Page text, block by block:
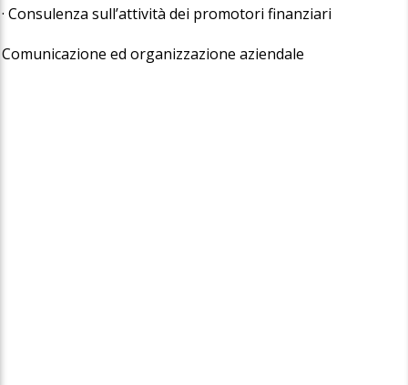
· Consulenza sull’attività dei promotori finanziari
Comunicazione ed organizzazione aziendale